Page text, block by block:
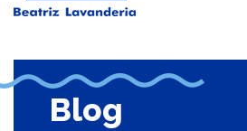
Blog